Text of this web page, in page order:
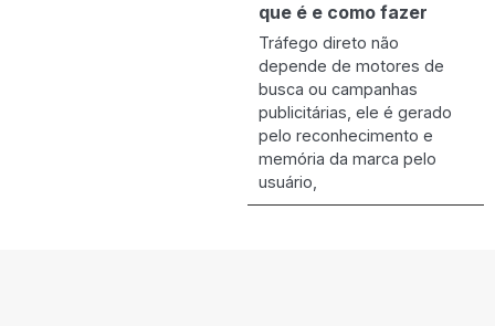
que é e como fazer
Tráfego direto não
depende de motores de
busca ou campanhas
publicitárias, ele é gerado
pelo reconhecimento e
memória da marca pelo
usuário,